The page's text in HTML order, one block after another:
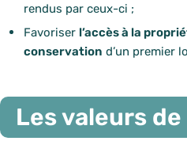
rendus par ceux-ci ;
Favoriser l’accès à la
conservation d’un premier
Les valeurs de